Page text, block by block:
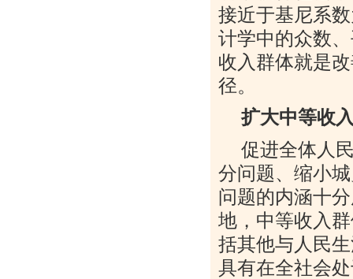
接近于基尼系
计学中的众数
收入群体就是
径。
扩大中等收
促进全体人
分问题、缩小
问题的内涵十
地，中等收入
括其他与人民
具有在全社会